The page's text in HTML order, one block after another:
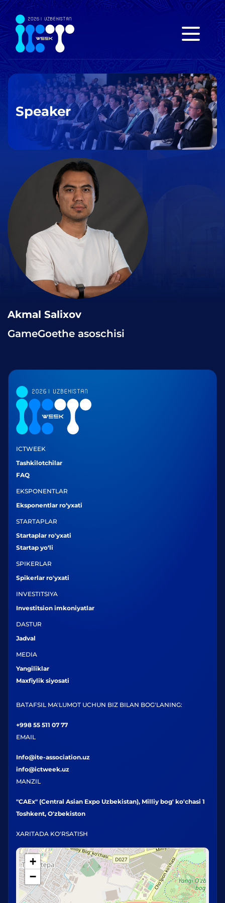
Speaker
Akmal Salixov
GameGoethe asoschisi
ICTWEEK
Tashkilotchilar
FAQ
EKSPONENTLAR
Eksponentlar ro‘yxati
STARTAPLAR
Startaplar ro'yxati
Startap yo‘li
SPIKERLAR
Spikerlar ro'yxati
INVESTITSIYA
Investitsion imkoniyatlar
DASTUR
Jadval
MEDIA
Yangiliklar
Maxfiylik siyosati
BATAFSIL MA'LUMOT UCHUN BIZ BILAN BOG'LANING:
+998 55 511 07 77
EMAIL
Info@ite-association.uz
info@ictweek.uz
MANZIL
"CAEx" (Central Asian Expo Uzbekistan), Milliy bog' ko'chasi 1
Toshkent, O'zbekiston
XARITADA KO'RSATISH
+
−